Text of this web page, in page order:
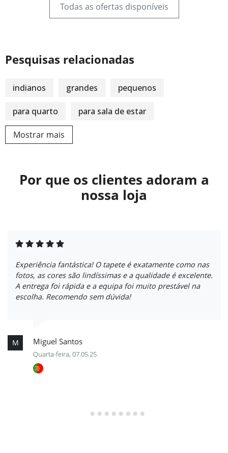
Todas as ofertas disponíveis
Pesquisas relacionadas
indianos grandes pequenos
para quarto para sala de estar
Mostrar mais
Por que os clientes adoram a
nossa loja
Experiência fantástica! O tapete é exatamente como nas
fotos, as cores são lindíssimas e a qualidade é excelente.
A entrega foi rápida e a equipa foi muito prestável na
escolha. Recomendo sem dúvida!
M Miguel Santos
Quarta-feira, 07.05.25